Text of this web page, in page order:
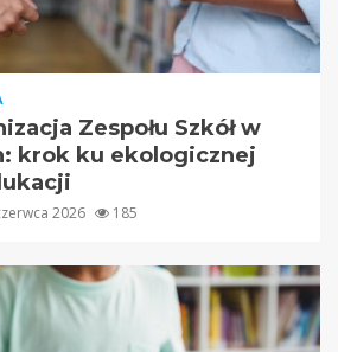
Zespołu Szkół w
krok ku ekologicznej
2026 185